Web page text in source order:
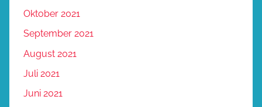
Oktober 2021
September 2021
August 2021
Juli 2021
Juni 2021